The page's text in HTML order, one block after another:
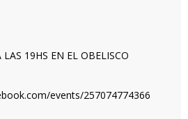
19HS EN EL OBELISCO
events/257074774366